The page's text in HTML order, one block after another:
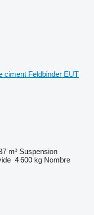
ciment Feldbinder EUT
m³ Suspension
4 600 kg Nombre